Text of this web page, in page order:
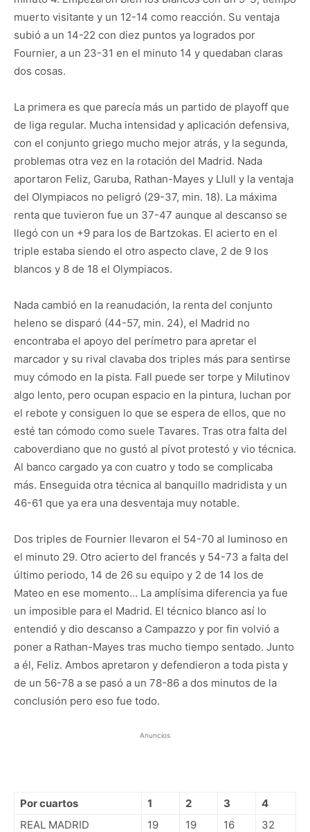
muerto visitante y un 12-14 como reacción. Su ventaja
subió a un 14-22 con diez puntos ya logrados por
Fournier, a un 23-31 en el minuto 14 y quedaban claras
dos cosas.
La primera es que parecía más un partido de playoff que
de liga regular. Mucha intensidad y aplicación defensiva,
con el conjunto griego mucho mejor atrás, y la segunda,
problemas otra vez en la rotación del Madrid. Nada
aportaron Feliz, Garuba, Rathan-Mayes y Llull y la ventaja
del Olympiacos no peligró (29-37, min. 18). La máxima
renta que tuvieron fue un 37-47 aunque al descanso se
llegó con un +9 para los de Bartzokas. El acierto en el
triple estaba siendo el otro aspecto clave, 2 de 9 los
blancos y 8 de 18 el Olympiacos.
Nada cambió en la reanudación, la renta del conjunto
heleno se disparó (44-57, min. 24), el Madrid no
encontraba el apoyo del perímetro para apretar el
marcador y su rival clavaba dos triples más para sentirse
muy cómodo en la pista. Fall puede ser torpe y Milutinov
algo lento, pero ocupan espacio en la pintura, luchan por
el rebote y consiguen lo que se espera de ellos, que no
esté tan cómodo como suele Tavares. Tras otra falta del
caboverdiano que no gustó al pívot protestó y vio técnica.
Al banco cargado ya con cuatro y todo se complicaba
más. Enseguida otra técnica al banquillo madridista y un
46-61 que ya era una desventaja muy notable.
Dos triples de Fournier llevaron el 54-70 al luminoso en
el minuto 29. Otro acierto del francés y 54-73 a falta del
último periodo, 14 de 26 su equipo y 2 de 14 los de
Mateo en ese momento… La amplísima diferencia ya fue
un imposible para el Madrid. El técnico blanco así lo
entendió y dio descanso a Campazzo y por fin volvió a
poner a Rathan-Mayes tras mucho tiempo sentado. Junto
a él, Feliz. Ambos apretaron y defendieron a toda pista y
de un 56-78 a se pasó a un 78-86 a dos minutos de la
conclusión pero eso fue todo.
Anuncios
Por cuartos 1 2 3
4
REAL MADRID
19 19 16
32